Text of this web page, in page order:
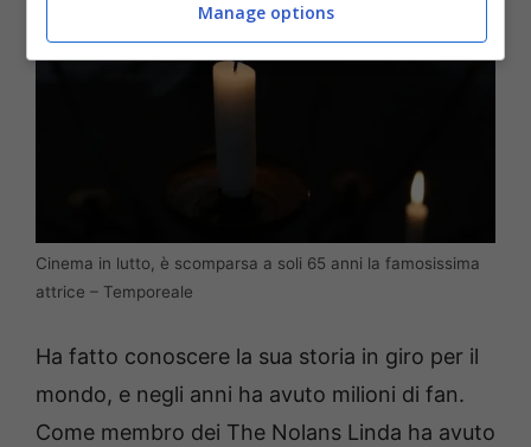
Cinema in lutto, è scomparsa a soli 65 anni la famosissima
attrice – Temporeale
Ha fatto conoscere la sua storia in giro per il
mondo, e negli anni ha avuto milioni di fan.
Come membro dei The Nolans Linda ha avuto
Manage options